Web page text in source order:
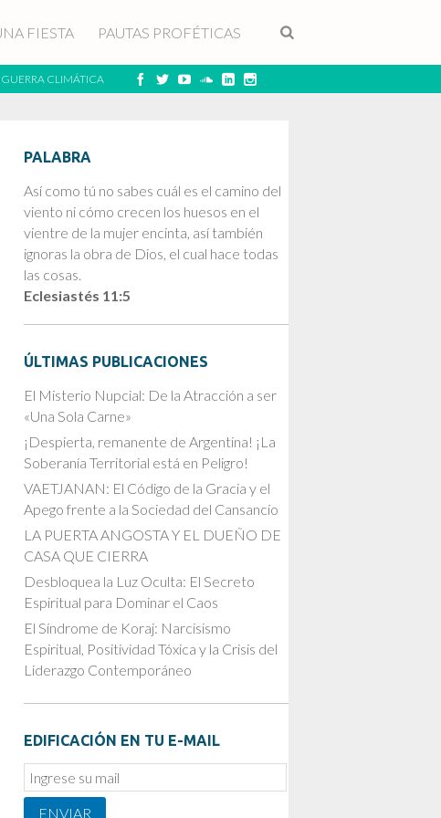
FIESTA PAUTAS PROFÉTICAS
GUERRA CLIMÁTICA
PALABRA
Así como tú no sabes cuál es el camino del
viento ni cómo crecen los huesos en el
vientre de la mujer encinta, así también
ignoras la obra de Dios, el cual hace todas
las cosas.
Eclesiastés 11:5
ÚLTIMAS PUBLICACIONES
El Misterio Nupcial: De la Atracción a ser
«Una Sola Carne»
¡Despierta, remanente de Argentina! ¡La
Soberanía Territorial está en Peligro!
VAETJANAN: El Código de la Gracia y el
Apego frente a la Sociedad del Cansancio
LA PUERTA ANGOSTA Y EL DUEÑO DE
CASA QUE CIERRA
Desbloquea la Luz Oculta: El Secreto
Espiritual para Dominar el Caos
El Síndrome de Koraj: Narcisismo
Espiritual, Positividad Tóxica y la Crisis del
Liderazgo Contemporáneo
EDIFICACIÓN EN TU E-MAIL
Email
Subscription
ENVIAR